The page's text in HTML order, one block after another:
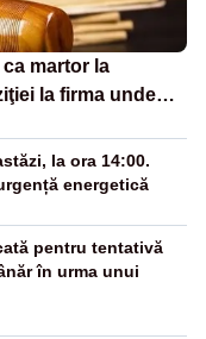
martor la
la firma unde
la ora 14:00.
energetică
pentru tentativă
în urma unui